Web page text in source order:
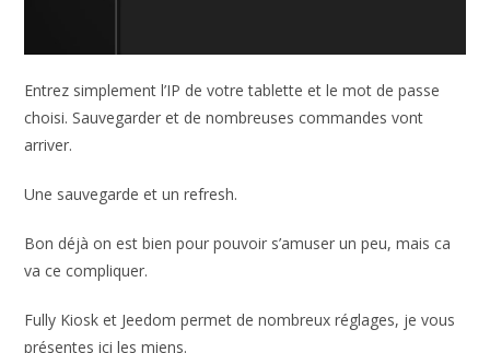
Entrez simplement l’IP de votre tablette et le mot de passe
choisi. Sauvegarder et de nombreuses commandes vont
arriver.
Une sauvegarde et un refresh.
Bon déjà on est bien pour pouvoir s’amuser un peu, mais ca
va ce compliquer.
Fully Kiosk et Jeedom permet de nombreux réglages, je vous
présentes ici les miens.